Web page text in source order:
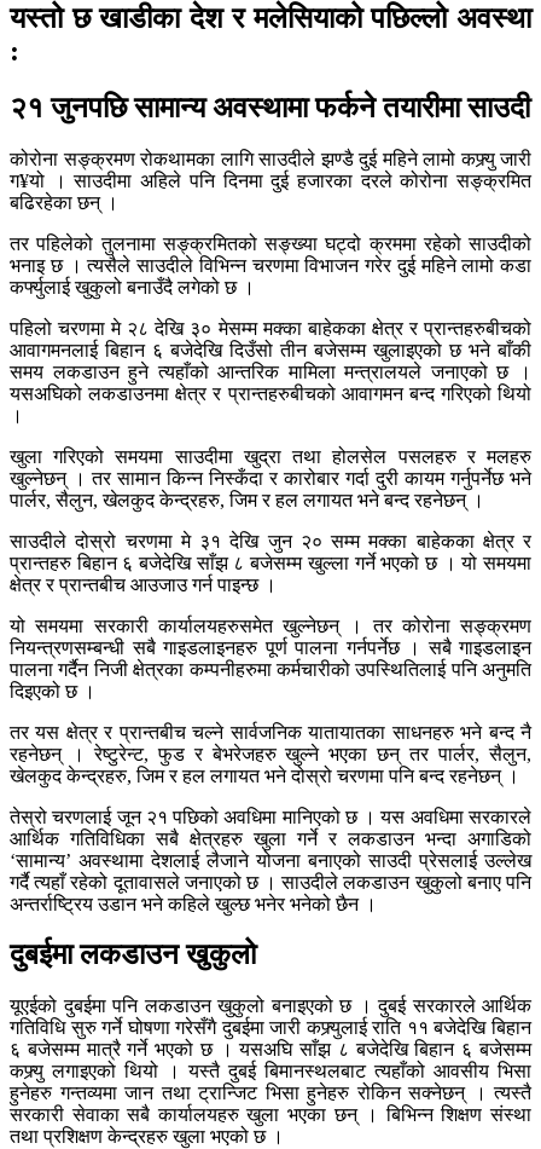
यस्तो छ खाडीका देश र मलेसियाको पछिल्लो अवस्था
:
२१ जुनपछि सामान्य अवस्थामा फर्कने तयारीमा साउदी
कोरोना सङ्क्रमण रोकथामका लागि साउदीले झण्डै दुई महिने लामो कफ्र्यु जारी
ग¥यो । साउदीमा अहिले पनि दिनमा दुई हजारका दरले कोरोना सङ्क्रमित
बढिरहेका छन् ।
तर पहिलेको तुलनामा सङ्क्रमितको सङ्ख्या घट्दो क्रममा रहेको साउदीको
भनाइ छ । त्यसैले साउदीले विभिन्न चरणमा विभाजन गरेर दुई महिने लामो कडा
कर्फ्युलाई खुकुलो बनाउँदै लगेको छ ।
पहिलो चरणमा मे २८ देखि ३० मेसम्म मक्का बाहेकका क्षेत्र र प्रान्तहरुबीचको
आवागमनलाई बिहान ६ बजेदेखि दिउँसो तीन बजेसम्म खुलाइएको छ भने बाँकी
समय लकडाउन हुने त्यहाँको आन्तरिक मामिला मन्त्रालयले जनाएको छ ।
यसअघिको लकडाउनमा क्षेत्र र प्रान्तहरुबीचको आवागमन बन्द गरिएको थियो
।
खुला गरिएको समयमा साउदीमा खुद्रा तथा होलसेल पसलहरु र मलहरु
खुल्नेछन् । तर सामान किन्न निस्कँदा र कारोबार गर्दा दुरी कायम गर्नुपर्नेछ भने
पार्लर, सैलुन, खेलकुद केन्द्रहरु, जिम र हल लगायत भने बन्द रहनेछन् ।
साउदीले दोस्रो चरणमा मे ३१ देखि जुन २० सम्म मक्का बाहेकका क्षेत्र र
प्रान्तहरु बिहान ६ बजेदेखि साँझ ८ बजेसम्म खुल्ला गर्ने भएको छ । यो समयमा
क्षेत्र र प्रान्तबीच आउजाउ गर्न पाइन्छ ।
यो समयमा सरकारी कार्यालयहरुसमेत खुल्नेछन् । तर कोरोना सङ्क्रमण
नियन्त्रणसम्बन्धी सबै गाइडलाइनहरु पूर्ण पालना गर्नपर्नेछ । सबै गाइडलाइन
पालना गर्दैन निजी क्षेत्रका कम्पनीहरुमा कर्मचारीको उपस्थितिलाई पनि अनुमति
दिइएको छ ।
तर यस क्षेत्र र प्रान्तबीच चल्ने सार्वजनिक यातायातका साधनहरु भने बन्द नै
रहनेछन् । रेष्टुरेन्ट, फुड र बेभरेजहरु खुल्ने भएका छन् तर पार्लर, सैलुन,
खेलकुद केन्द्रहरु, जिम र हल लगायत भने दोस्रो चरणमा पनि बन्द रहनेछन् ।
तेस्रो चरणलाई जून २१ पछिको अवधिमा मानिएको छ । यस अवधिमा सरकारले
आर्थिक गतिविधिका सबै क्षेत्रहरु खुला गर्ने र लकडाउन भन्दा अगाडिको
‘सामान्य’ अवस्थामा देशलाई लैजाने योजना बनाएको साउदी प्रेसलाई उल्लेख
गर्दै त्यहाँ रहेको दूतावासले जनाएको छ । साउदीले लकडाउन खुकुलो बनाए पनि
अन्तर्राष्ट्रिय उडान भने कहिले खुल्छ भनेर भनेको छैन ।
दुबईमा लकडाउन खुकुलो
यूएईको दुबईमा पनि लकडाउन खुकुलो बनाइएको छ । दुबई सरकारले आर्थिक
गतिविधि सुरु गर्ने घोषणा गरेसँगै दुबईमा जारी कफ्र्युलाई राति ११ बजेदेखि बिहान
६ बजेसम्म मात्रै गर्ने भएको छ । यसअघि साँझ ८ बजेदेखि बिहान ६ बजेसम्म
कफ्र्यु लगाइएको थियो । यस्तै दुबई बिमानस्थलबाट त्यहाँको आवसीय भिसा
हुनेहरु गन्तव्यमा जान तथा ट्रान्जिट भिसा हुनेहरु रोकिन सक्नेछन् । त्यस्तै
सरकारी सेवाका सबै कार्यालयहरु खुला भएका छन् । बिभिन्न शिक्षण संस्था
तथा प्रशिक्षण केन्द्रहरु खुला भएको छ ।